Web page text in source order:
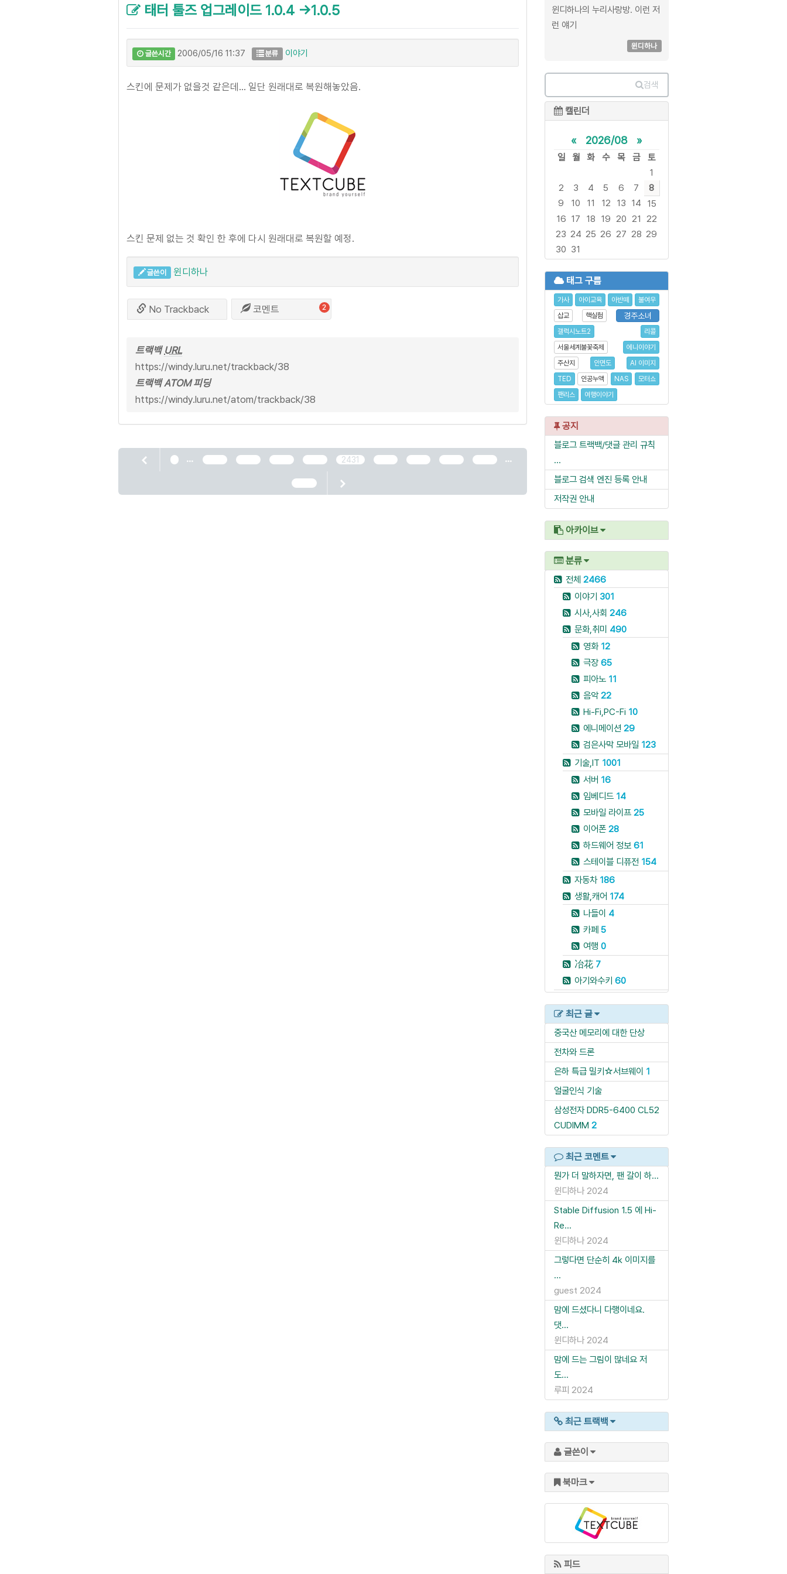
태터 툴즈 업그레이드 1.0.4 ->1.0.5
글쓴시간 2006/05/16 11:37 분류 이야기
스킨에 문제가 없을것 같은데... 일단 원래대로 복원해놓았음.
스킨 문제 없는 것 확인 한 후에 다시 원래대로 복원할 예정.
글쓴이 윈디하나
No Trackback 코멘트 2
트랙백 URL
https://windy.luru.net/trackback/38
트랙백 ATOM 피딩
https://windy.luru.net/atom/trackback/38
... 2431 ...
윈디하나의 누리사랑방. 이런 저
런 얘기
윈디하나
검색
캘린더
« 2026/08 »
일 월 화 수 목 금
토
1
2
3 4 5 6 7
8
9
10 11 12 13 14
15
16 17 18 19 20 21
22
23 24 25 26 27 28 29
30 31
태그 구름
가사 아이교육 아반떼
불여우
삽교
핵실험 경주소녀
갤럭시노트2
리콜
서울세계불꽃축제
에니이야기
주산지
안면도
AI 이미지
TED
인공누액 NAS
모터쇼
팬리스
여행이야기
공지
블로그 트랙백/댓글 관리 규칙
...
블로그 검색 엔진 등록 안내
저작권 안내
아카이브
분류
전체 2466
이야기 301
시사,사회 246
문화,취미 490
영화 12
극장65
피아노 11
음악22
Hi-Fi,PC-Fi 10
에니메이션 29
검은사막 모바일 123
기술,IT 1001
서버 16
임베디드 14
모바일 라이프 25
이어폰 28
하드웨어 정보 61
스테이블 디퓨전 154
자동차 186
생활,캐어 174
나들이 4
카페 5
여행 0
冶花 7
아기와수키 60
최근 글
중국산 메모리에 대한 단상
전차와 드론
은하 특급 밀키☆서브웨이 1
얼굴인식 기술
삼성전자 DDR5-6400 CL52
CUDIMM 2
최근 코멘트
뭔가 더 말하자면, 팬 갈이 하...
윈디하나 2024
Stable Diffusion 1.5 에 Hi-
Re...
윈디하나 2024
그렇다면 단순히 4k 이미지를
...
guest 2024
맘에 드셨다니 다행이네요.
댓...
윈디하나 2024
맘에 드는 그림이 많네요 저
도...
루피 2024
최근 트랙백
글쓴이
북마크
피드